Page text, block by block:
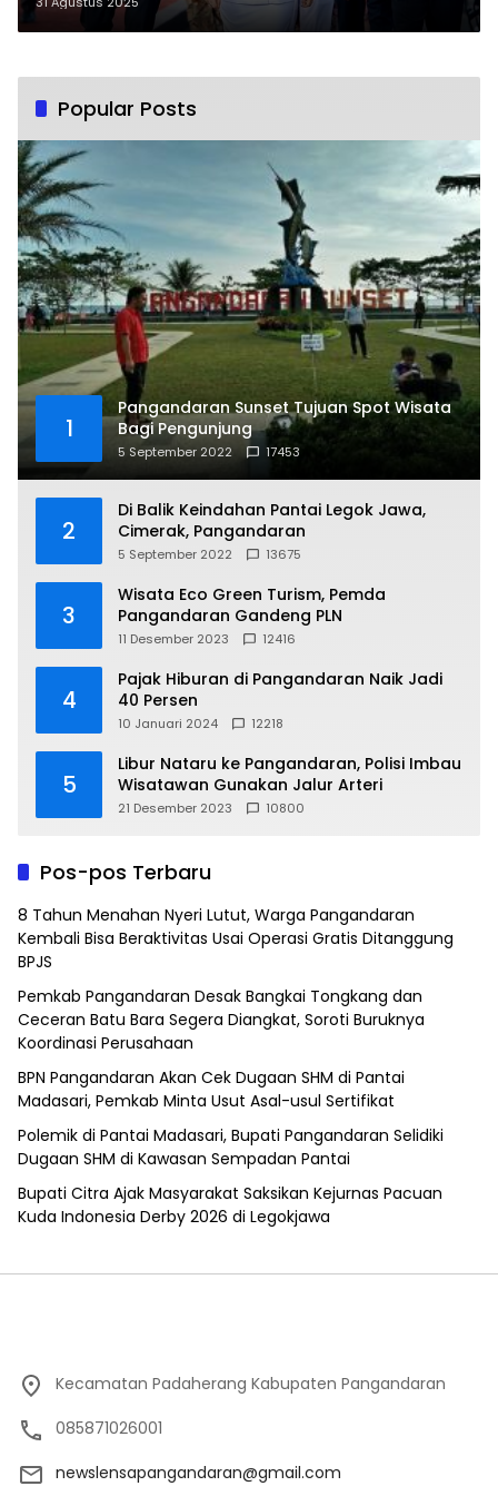
Popular Posts
1
Pangandaran Sunset Tujuan Spot Wisata
Bagi Pengunjung
5 September 2022 17453
2
Di Balik Keindahan Pantai Legok Jawa,
Cimerak, Pangandaran
5 September 2022 13675
3
Wisata Eco Green Turism, Pemda
Pangandaran Gandeng PLN
11 Desember 2023 12416
4
Pajak Hiburan di Pangandaran Naik Jadi
40 Persen
10 Januari 2024 12218
5
Libur Nataru ke Pangandaran, Polisi Imbau
Wisatawan Gunakan Jalur Arteri
21 Desember 2023 10800
Pos-pos Terbaru
8 Tahun Menahan Nyeri Lutut, Warga Pangandaran
Kembali Bisa Beraktivitas Usai Operasi Gratis Ditanggung
BPJS
Pemkab Pangandaran Desak Bangkai Tongkang dan
Ceceran Batu Bara Segera Diangkat, Soroti Buruknya
Koordinasi Perusahaan
BPN Pangandaran Akan Cek Dugaan SHM di Pantai
Madasari, Pemkab Minta Usut Asal-usul Sertifikat
Polemik di Pantai Madasari, Bupati Pangandaran Selidiki
Dugaan SHM di Kawasan Sempadan Pantai
Bupati Citra Ajak Masyarakat Saksikan Kejurnas Pacuan
Kuda Indonesia Derby 2026 di Legokjawa
Kecamatan Padaherang Kabupaten Pangandaran
085871026001
newslensapangandaran@gmail.com